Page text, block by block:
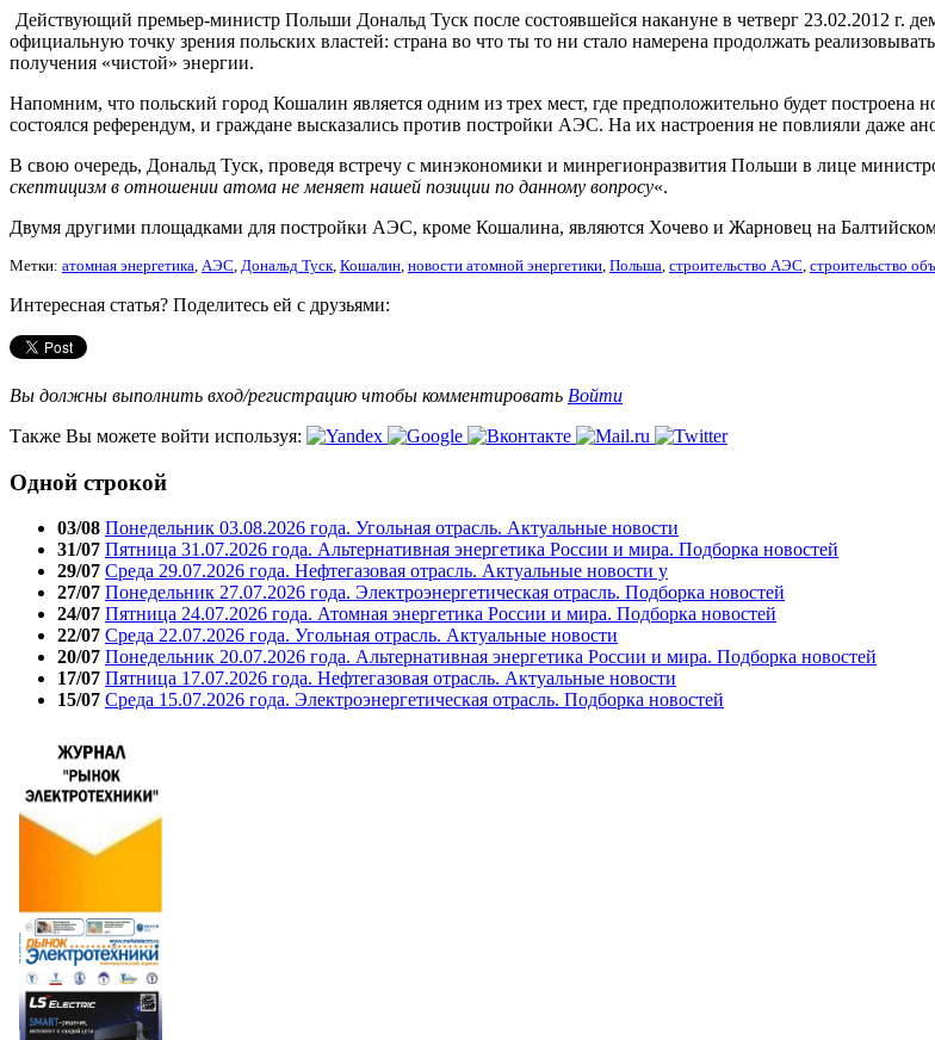
Действующий премьер-министр Польши Дональд Туск после состоявшейся накануне в четверг 23.02.2012 г.
официальную точку зрения польских властей: страна во что ты то ни стало намерена продолжать
получения «чистой» энергии.
Напомним, что польский город Кошалин является одним из трех мест, где предположительно будет построена
состоялся референдум, и граждане высказались против постройки АЭС. На их настроения не повлияли даже
В свою очередь, Дональд Туск, проведя встречу с минэкономики и минрегионразвития Польши в лице
скептицизм в отношении атома не меняет нашей позиции по данному вопросу«.
Двумя другими площадками для постройки АЭС, кроме Кошалина, являются Хочево и Жарновец на
Метки: атомная энергетика, АЭС, Дональд Туск, Кошалин, новости атомной энергетики, Польша, строительство АЭС, строительство
Интересная статья? Поделитесь ей с друзьями:
Вы должны выполнить вход/регистрацию чтобы комментировать Войти
Также Вы можете войти используя:
Одной строкой
03/08 Понедельник 03.08.2026 года. Угольная отрасль. Актуальные новости
31/07 Пятница 31.07.2026 года. Альтернативная энергетика России и мира. Подборка новостей
29/07 Среда 29.07.2026 года. Нефтегазовая отрасль. Актуальные новости у
27/07 Понедельник 27.07.2026 года. Электроэнергетическая отрасль. Подборка новостей
24/07 Пятница 24.07.2026 года. Атомная энергетика России и мира. Подборка новостей
22/07 Среда 22.07.2026 года. Угольная отрасль. Актуальные новости
20/07 Понедельник 20.07.2026 года. Альтернативная энергетика России и мира. Подборка новостей
17/07 Пятница 17.07.2026 года. Нефтегазовая отрасль. Актуальные новости
15/07 Среда 15.07.2026 года. Электроэнергетическая отрасль. Подборка новостей